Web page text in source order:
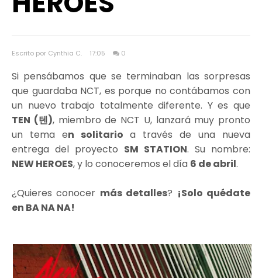
Escrito por Cynthia C. 17:05 0
Si pensábamos que se terminaban las sorpresas
que guardaba NCT, es porque no contábamos con
un nuevo trabajo totalmente diferente. Y es que
TEN (텐), miembro de NCT U, lanzará muy pronto
un tema en solitario a través de una nueva
entrega del proyecto SM STATION. Su nombre:
NEW HEROES, y lo conoceremos el día 6 de abril.
¿Quieres conocer más detalles? ¡Solo quédate
en BA NA NA!